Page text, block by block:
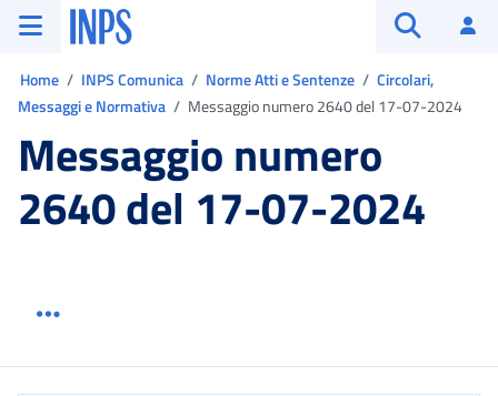
Vai al menu principale
Vai al contenuto principale
Vai al pie' di pagina
INPS ()
Home INPS Comunica Norme Atti e Sentenze
Circolari,
Messaggi e Normativa
Messaggio numero 2640 del 17-07-2024
Messaggio numero
2640 del 17-07-2024